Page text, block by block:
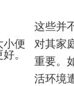
小便
。
这些并
对其家
重要。
活环境